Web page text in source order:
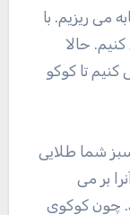
می ریزیم. با
حالا
کنیم تا کوکو
شما طلایی
بر می
چون کوکوی